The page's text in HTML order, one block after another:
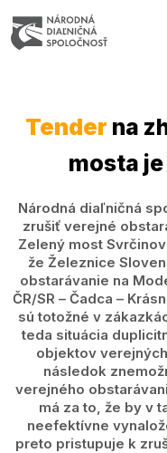
Tender na
mosta
Národná diaľničná
zrušiť verejné
Zelený most
že Železnice
obstarávanie na
ČR/SR – Čadca –
sú totožné v
teda situácia
objektov
následok
verejného
má za to, že by v
neefektívne
preto pristupuje k